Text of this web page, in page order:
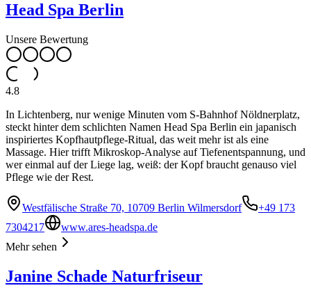
Head Spa Berlin
Unsere Bewertung
4.8
In Lichtenberg, nur wenige Minuten vom S-Bahnhof Nöldnerplatz,
steckt hinter dem schlichten Namen Head Spa Berlin ein japanisch
inspiriertes Kopfhautpflege-Ritual, das weit mehr ist als eine
Massage. Hier trifft Mikroskop-Analyse auf Tiefenentspannung, und
wer einmal auf der Liege lag, weiß: der Kopf braucht genauso viel
Pflege wie der Rest.
Westfälische Straße 70, 10709 Berlin Wilmersdorf
+49 173
7304217
www.ares-headspa.de
Mehr sehen
Janine Schade Naturfriseur